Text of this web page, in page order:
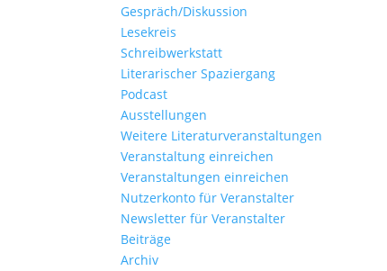
Gespräch/Diskussion
Lesekreis
Schreibwerkstatt
Literarischer Spaziergang
Podcast
Ausstellungen
Weitere Literaturveranstaltungen
Veranstaltung einreichen
Veranstaltungen einreichen
Nutzerkonto für Veranstalter
Newsletter für Veranstalter
Beiträge
Archiv